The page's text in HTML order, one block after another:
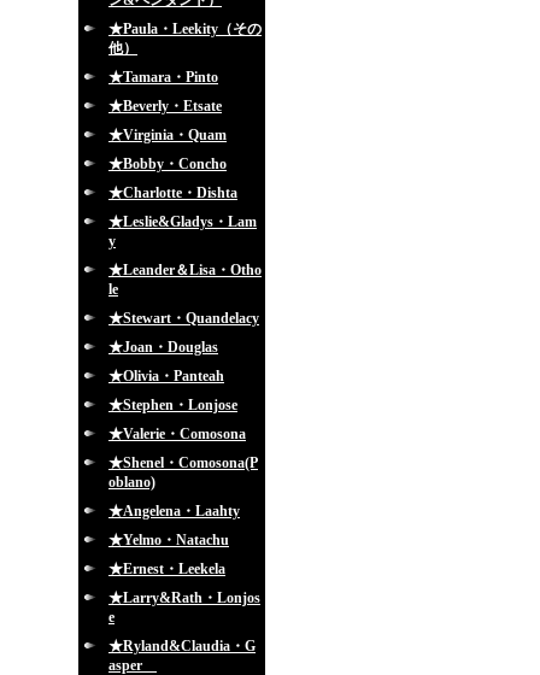
★Paula・Leekity（その
他）
★Tamara・Pinto
★Beverly・Etsate
★Virginia・Quam
★Bobby・Concho
★Charlotte・Dishta
★Leslie&Gladys・Lam
y
★Leander＆Lisa・Otho
le
★Stewart・Quandelacy
★Joan・Douglas
★Olivia・Panteah
★Stephen・Lonjose
★Valerie・Comosona
★Shenel・Comosona(P
oblano)
★Angelena・Laahty
★Yelmo・Natachu
★Ernest・Leekela
★Larry&Rath・Lonjos
e
★Ryland&Claudia・G
asper